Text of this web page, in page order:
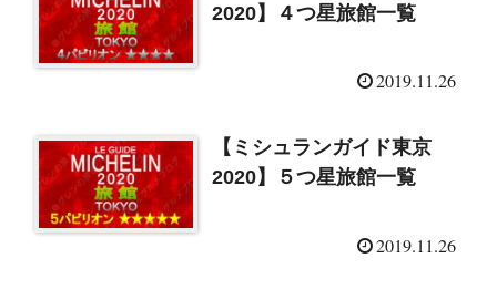
2020】４つ星旅館一覧
2019.11.26
【ミシュランガイド東京
2020】５つ星旅館一覧
2019.11.26